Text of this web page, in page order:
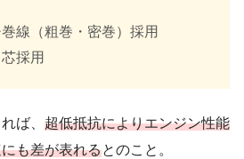
線（粗巻・密巻）採用
採用
ば、 超低抵抗によりエンジン性能
も差が表れるとのこと。